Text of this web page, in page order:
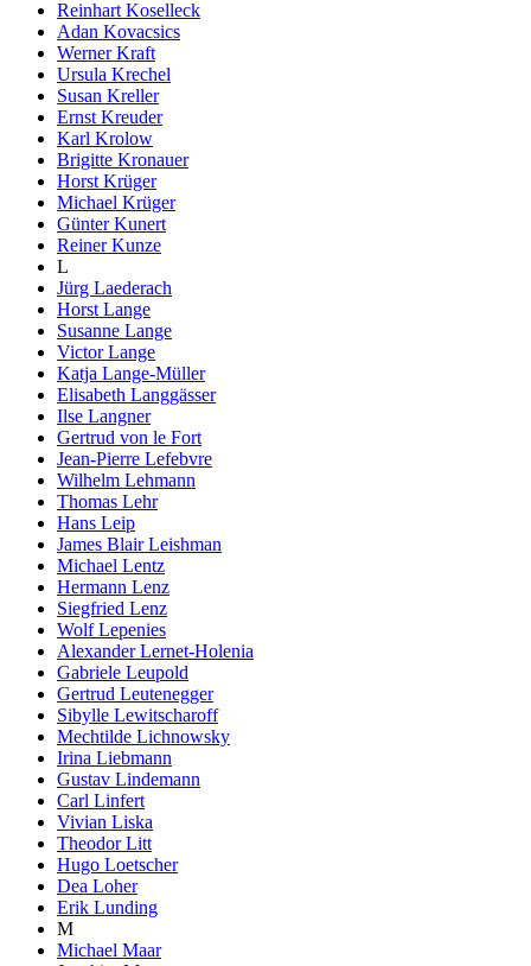
Reinhart Koselleck
Adan Kovacsics
Werner Kraft
Ursula Krechel
Susan Kreller
Ernst Kreuder
Karl Krolow
Brigitte Kronauer
Horst Krüger
Michael Krüger
Günter Kunert
Reiner Kunze
L
Jürg Laederach
Horst Lange
Susanne Lange
Victor Lange
Katja Lange-Müller
Elisabeth Langgässer
Ilse Langner
Gertrud von le Fort
Jean-Pierre Lefebvre
Wilhelm Lehmann
Thomas Lehr
Hans Leip
James Blair Leishman
Michael Lentz
Hermann Lenz
Siegfried Lenz
Wolf Lepenies
Alexander Lernet-Holenia
Gabriele Leupold
Gertrud Leutenegger
Sibylle Lewitscharoff
Mechtilde Lichnowsky
Irina Liebmann
Gustav Lindemann
Carl Linfert
Vivian Liska
Theodor Litt
Hugo Loetscher
Dea Loher
Erik Lunding
M
Michael Maar